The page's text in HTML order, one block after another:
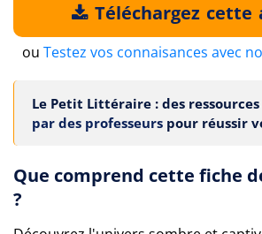
Téléchargez cette
ou Testez vos connaisances avec
Le Petit Littéraire : des ressources
par des professeurs pour réussir
Que comprend cette fiche
?